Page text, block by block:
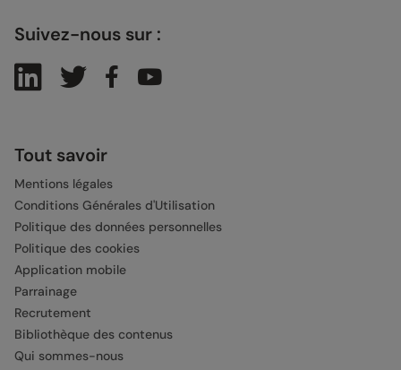
Suivez-nous sur :
Tout savoir
Mentions légales
Conditions Générales d'Utilisation
Politique des données personnelles
Politique des cookies
Application mobile
Parrainage
Recrutement
Bibliothèque des contenus
Qui sommes-nous